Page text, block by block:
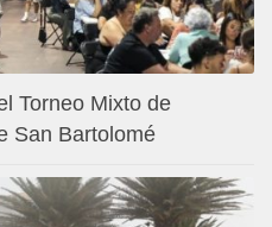
Torneo Mixto de
San Bartolomé